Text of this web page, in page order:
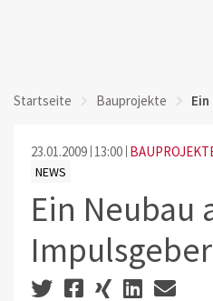
Startseite Bauprojekte
23.01.2009 13:00
NEWS
Ein Neubau
Impulsgeber